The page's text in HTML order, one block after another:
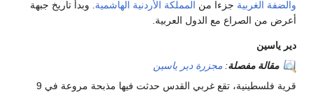
جزءا من المملكة الأردنية الهاشمية . وبدأ تاريخ جبهة
مع الدول العربية.
مفصلة :مجزرة دير ياسين
قرية فلسطينية، تقع غربي القدس حدثت فيها مذبحة مروعة في 9